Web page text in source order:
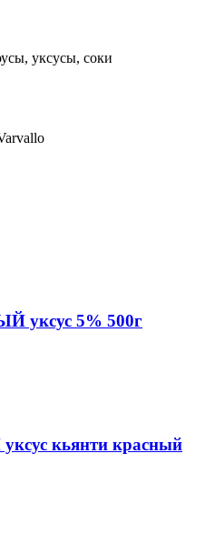
уксусы, соки
5% 500г
кьянти красный